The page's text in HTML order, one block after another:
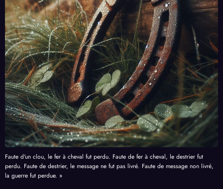
Faute d'un clou, le fer à cheval fut perdu. Faute de fer à cheval, le destrier fut
perdu. Faute de destrier, le message ne fut pas livré. Faute de message non livré,
la guerre fut perdue. »